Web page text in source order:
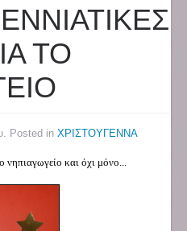
ΤΟ
Posted in ΧΡΙΣΤΟΥΓΕΝΝΑ
νηπιαγωγείο και όχι μόνο...